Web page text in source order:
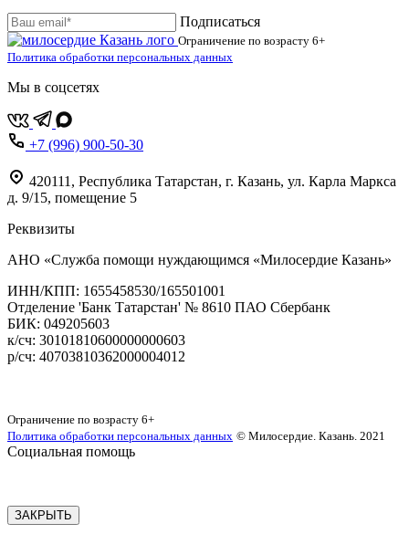
Подписаться
Ограничение по возрасту 6+
Политика обработки персональных данных
Мы в соцсетях
+7 (996) 900-50-30
420111 , Республика Татарстан, г. Казань, ул. Карла Маркса
д. 9/15, помещение 5
Реквизиты
АНО «Служба помощи нуждающимся «Милосердие Казань»
‌ИНН/КПП: 1655458530/165501001
Отделение 'Банк Татарстан' № 8610 ПАО Сбербанк
БИК: 049205603
‌к/сч: 30101810600000000603
р/сч: 40703810362000004012
Ограничение по возрасту 6+
Политика обработки персональных данных © Милосердие. Казань. 2021
Социальная помощь
ЗАКРЫТЬ